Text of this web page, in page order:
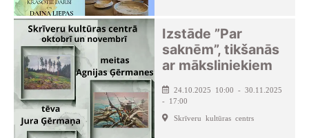
Izstāde ”Par
saknēm”, tikšanās
ar māksliniekiem
24.10.2025 10:00 - 30.11.2025
- 17:00
Skrīveru kultūras centrs